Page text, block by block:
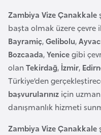
Zambiya Vize Çanakkale
başta olmak üzere çevre
Bayramiç,Gelibolu,
Bozcaada,Yenicegibi
olanTekirdağ, İzmir,
Türkiye’den
başvurularınız için
danışmanlık hizmeti
Zambiya Vize Çanakkale
z
e
r
b
a
y
c
a
n